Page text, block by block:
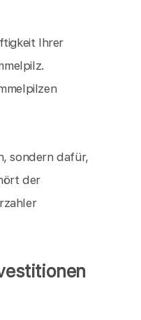
Ihrer
sondern dafür,
der